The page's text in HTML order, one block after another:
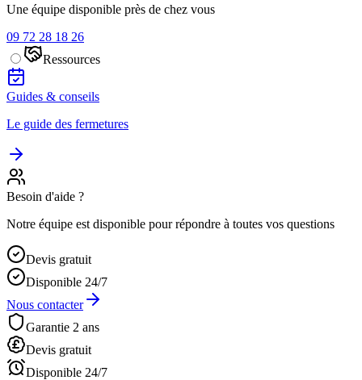
Une équipe disponible près de chez vous
09 72 28 18 26
Ressources
Guides & conseils
Le guide des fermetures
Besoin d'aide ?
Notre équipe est disponible pour répondre à toutes vos questions
Devis gratuit
Disponible 24/7
Nous contacter
Garantie 2 ans
Devis gratuit
Disponible 24/7